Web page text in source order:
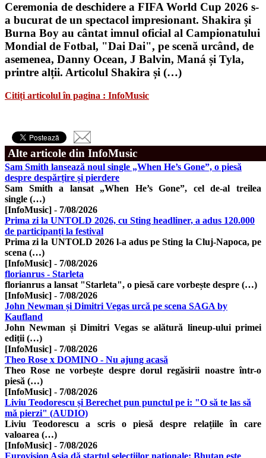
Ceremonia de deschidere a FIFA World Cup 2026 s-
a bucurat de un spectacol impresionant. Shakira și
Burna Boy au cântat imnul oficial al Campionatului
Mondial de Fotbal, "Dai Dai", pe scenă urcând, de
asemenea, Danny Ocean, J Balvin, Maná și Tyla,
printre alții. Articolul Shakira și (…)
Citiți articolul în pagina : InfoMusic
Alte articole din InfoMusic
Sam Smith lansează noul single „When He’s Gone”, o piesă
despre despărțire și pierdere
Sam Smith a lansat „When He’s Gone”, cel de-al treilea
single (…)
[InfoMusic] - 7/08/2026
Prima zi la UNTOLD 2026, cu Sting headliner, a adus 120.000
de participanți la festival
Prima zi la UNTOLD 2026 l-a adus pe Sting la Cluj-Napoca, pe
scena (…)
[InfoMusic] - 7/08/2026
florianrus - Starleta
florianrus a lansat "Starleta", o piesă care vorbește despre (…)
[InfoMusic] - 7/08/2026
John Newman și Dimitri Vegas urcă pe scena SAGA by
Kaufland
John Newman și Dimitri Vegas se alătură lineup-ului primei
ediții (…)
[InfoMusic] - 7/08/2026
Theo Rose x DOMINO - Nu ajung acasă
Theo Rose ne vorbește despre dorul regăsirii noastre într-o
piesă (…)
[InfoMusic] - 7/08/2026
Liviu Teodorescu și Berechet pun punctul pe i: "O să te las să
mă pierzi" (AUDIO)
Liviu Teodorescu a scris o piesă despre relațiile în care
valoarea (…)
[InfoMusic] - 7/08/2026